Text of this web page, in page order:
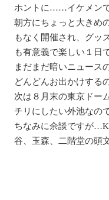
ホントに……イケメン
朝方にちょっと大きめ
もなく開催され、グッ
も有意義で楽しい１日
まだまだ暗いニュース
どんどんお出かけする
次は８月末の東京ドー
チリにしたい外池なの
ちなみに余談ですが
谷、玉森、二階堂の頭